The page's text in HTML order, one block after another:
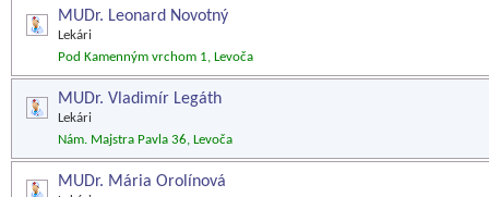
MUDr. Leonard Novotný
Lekári
Pod Kamenným vrchom 1, Levoča
MUDr. Vladimír Legáth
Lekári
Nám. Majstra Pavla 36, Levoča
MUDr. Mária Orolínová